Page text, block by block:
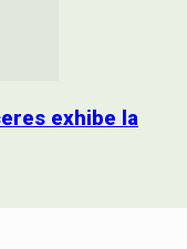
exhibe la